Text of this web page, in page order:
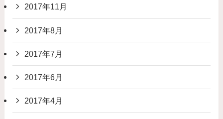
2017年11月
2017年8月
2017年7月
2017年6月
2017年4月